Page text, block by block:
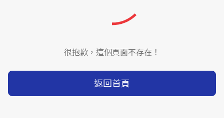
很抱歉，這個頁面不存在！
返回首頁